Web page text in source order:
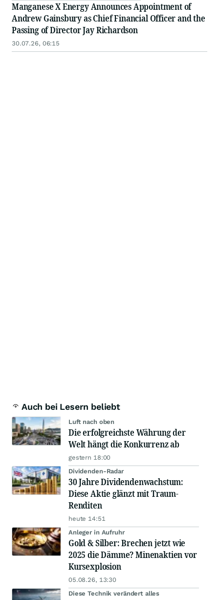
Manganese X Energy Announces Appointment of
Andrew Gainsbury as Chief Financial Officer and the
Passing of Director Jay Richardson
30.07.26, 06:15
Auch bei Lesern beliebt
Luft nach oben
Die erfolgreichste Währung der
Welt hängt die Konkurrenz ab
gestern 18:00
Dividenden-Radar
30 Jahre Dividendenwachstum:
Diese Aktie glänzt mit Traum-
Renditen
heute 14:51
Anleger in Aufruhr
Gold & Silber: Brechen jetzt wie
2025 die Dämme? Minenaktien vor
Kursexplosion
05.08.26, 13:30
Diese Technik verändert alles